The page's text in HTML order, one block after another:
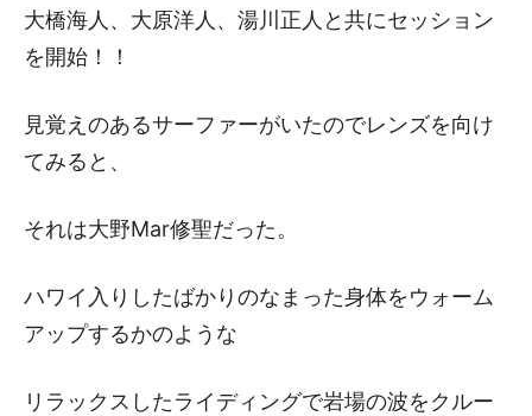
大橋海人、大原洋人、湯川正人と共にセッション
を開始！！
見覚えのあるサーファーがいたのでレンズを向け
てみると、
それは大野Mar修聖だった。
ハワイ入りしたばかりのなまった身体をウォーム
アップするかのような
リラックスしたライディングで岩場の波をクルー